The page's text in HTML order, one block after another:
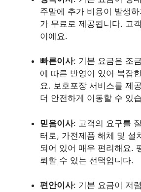
주말에 추가 비용이 발생
가 무료로 제공됩니다. 고
이에요.
빠른이사: 기본 요금은 조
에 따른 반영이 있어 복잡
요. 보호포장 서비스를 제
더 안전하게 이동할 수 있
믿음이사: 고객의 요구를
터로, 가전제품 해체 및 설
되어 있어 매우 편리해요.
뢰할 수 있는 선택입니다.
편안이사: 기본 요금이 저